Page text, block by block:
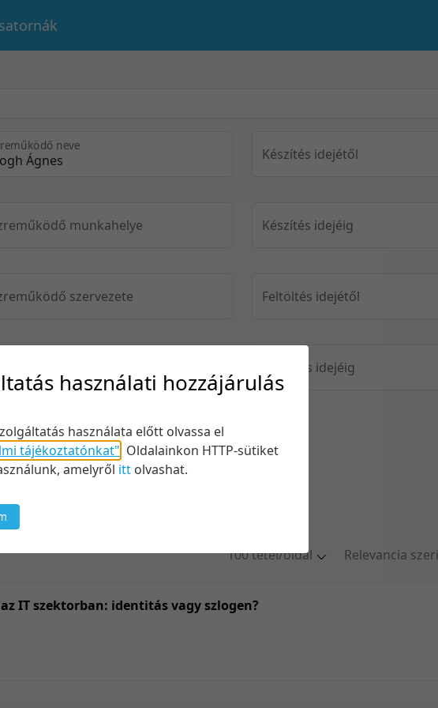
neve
munkahelye
szervezete
Készítés idejétől
Készítés idejéig
Feltöltés idejétől
Feltöltés idejéig
Keresés
Relevancia
100 tétel/oldal
10 tétel/oldal
IT szektorban: identitás vagy szlogen?
használati hozzájárulás
használata előtt olvassa el
tájékoztatónkat" Oldalainkon HTTP-sütiket
amelyről itt olvashat.